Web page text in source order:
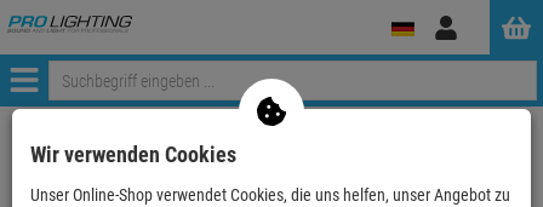
Anmelden
Menü
Weiter einkaufen ProLighting
Pioneer Flightcase für DJM-A9
Wir verwenden Cookies
Unser Online-Shop verwendet Cookies, die uns helfen, unser Angebot zu